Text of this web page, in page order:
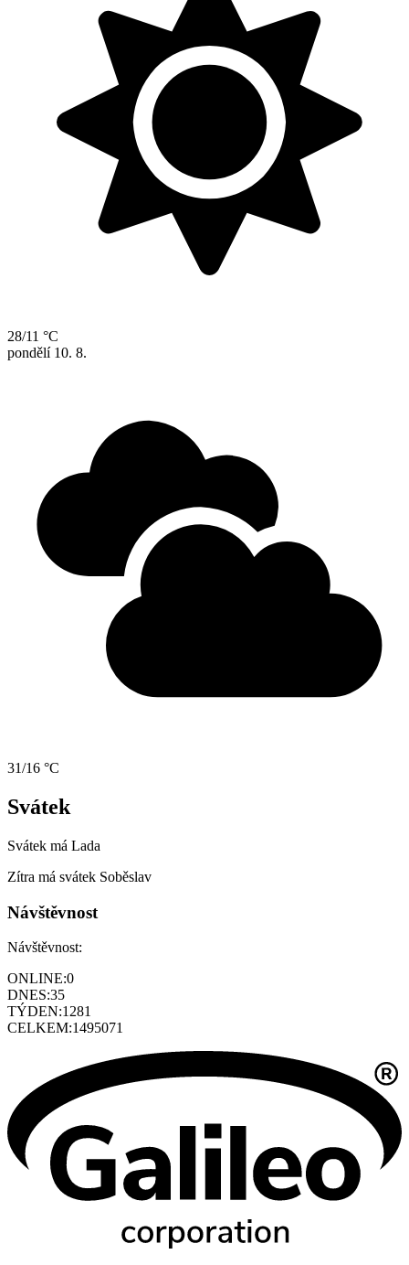
28/11 °C
pondělí 10. 8.
31/16 °C
Svátek
Svátek má Lada
Zítra má svátek Soběslav
Návštěvnost
Návštěvnost:
ONLINE:0
DNES:35
TÝDEN:1281
CELKEM:1495071